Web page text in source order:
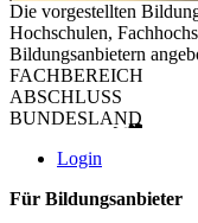
Die vorgestellten
Hochschulen,
Bildungsanbietern
FACHBEREICH
ABSCHLUSS
BUNDESLAND
Login
Für Bildungsanbieter